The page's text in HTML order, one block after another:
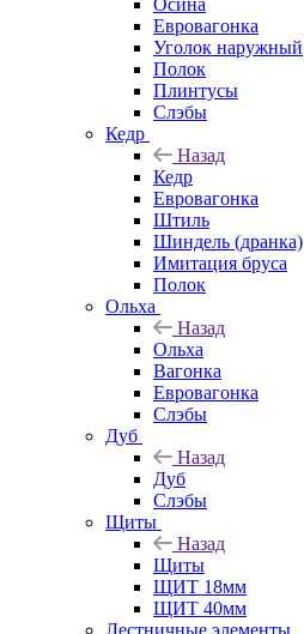
Осина
Евровагонка
Уголок наружный
Полок
Плинтусы
Слэбы
Кедр
Назад
Кедр
Евровагонка
Штиль
Шиндель (дранка)
Имитация бруса
Полок
Ольха
Назад
Ольха
Вагонка
Евровагонка
Слэбы
Дуб
Назад
Дуб
Слэбы
Щиты
Назад
Щиты
ЩИТ 18мм
ЩИТ 40мм
Лестничные элементы